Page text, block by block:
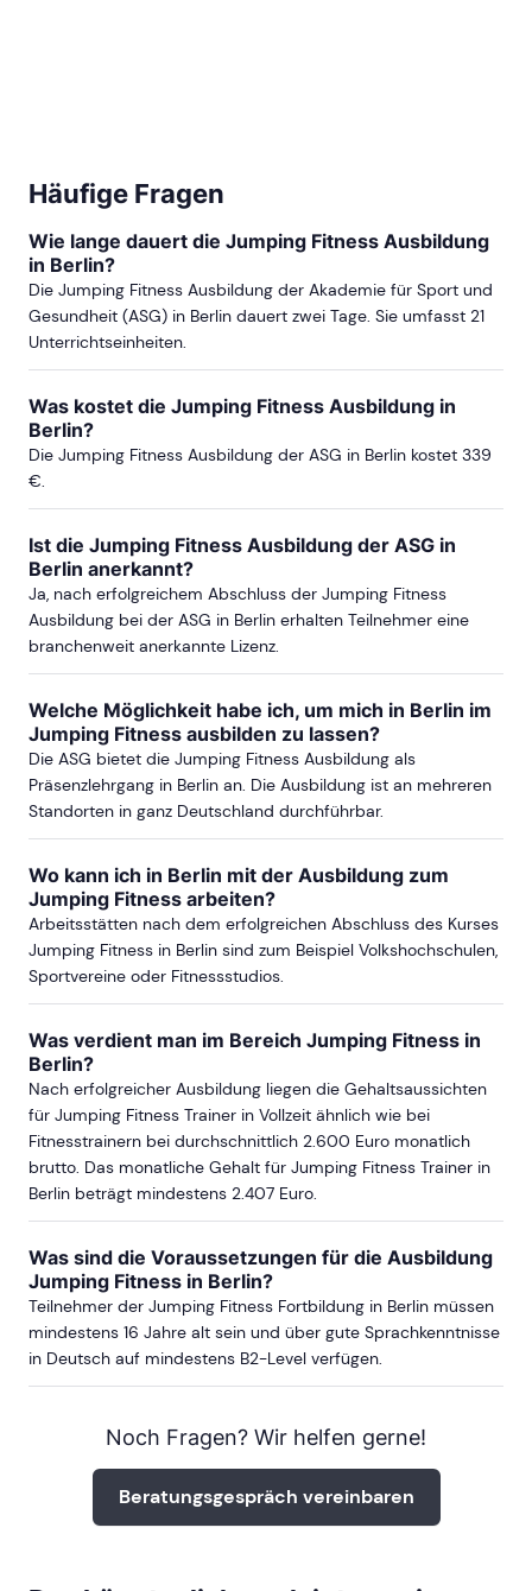
Häufige Fragen
Wie lange dauert die Jumping Fitness Ausbildung
in Berlin?
Die Jumping Fitness Ausbildung der Akademie für Sport und
Gesundheit (ASG) in Berlin dauert zwei Tage. Sie umfasst 21
Unterrichtseinheiten.
Was kostet die Jumping Fitness Ausbildung in
Berlin?
Die Jumping Fitness Ausbildung der ASG in Berlin kostet 339
€.
Ist die Jumping Fitness Ausbildung der ASG in
Berlin anerkannt?
Ja, nach erfolgreichem Abschluss der Jumping Fitness
Ausbildung bei der ASG in Berlin erhalten Teilnehmer eine
branchenweit anerkannte Lizenz.
Welche Möglichkeit habe ich, um mich in Berlin im
Jumping Fitness ausbilden zu lassen?
Die ASG bietet die Jumping Fitness Ausbildung als
Präsenzlehrgang in Berlin an. Die Ausbildung ist an mehreren
Standorten in ganz Deutschland durchführbar.
Wo kann ich in Berlin mit der Ausbildung zum
Jumping Fitness arbeiten?
Arbeitsstätten nach dem erfolgreichen Abschluss des Kurses
Jumping Fitness in Berlin sind zum Beispiel Volkshochschulen,
Sportvereine oder Fitnessstudios.
Was verdient man im Bereich Jumping Fitness in
Berlin?
Nach erfolgreicher Ausbildung liegen die Gehaltsaussichten
für Jumping Fitness Trainer in Vollzeit ähnlich wie bei
Fitnesstrainern bei durchschnittlich 2.600 Euro monatlich
brutto. Das monatliche Gehalt für Jumping Fitness Trainer in
Berlin beträgt mindestens 2.407 Euro.
Was sind die Voraussetzungen für die Ausbildung
Jumping Fitness in Berlin?
Teilnehmer der Jumping Fitness Fortbildung in Berlin müssen
mindestens 16 Jahre alt sein und über gute Sprachkenntnisse
in Deutsch auf mindestens B2-Level verfügen.
Noch Fragen? Wir helfen gerne!
Beratungsgespräch vereinbaren